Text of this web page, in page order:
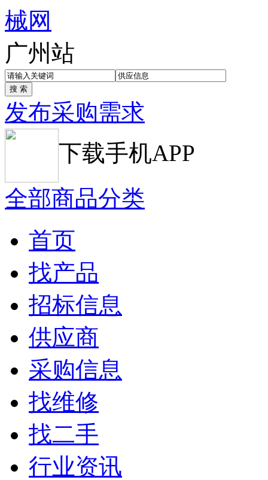
广州站
发布采购需求
下载手机APP
全部商品分类
首页
找产品
招标信息
供应商
采购信息
找维修
找二手
行业资讯